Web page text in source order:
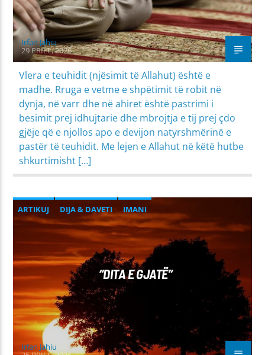
Irfan Jahiu
29 PRILL, 2026
Vlera e teuhidit (njësimit të Allahut) është e
madhe. Rruga e vetme e shpëtimit të robit në
dynja, në varr dhe në ahiret është pastrimi i
besimit prej idhujtarie dhe mbrojtja e tij prej çdo
gjëje që e njollos apo e devijon natyrshmërinë e
pastër të teuhidit. Me lejen e Allahut në këtë hutbe
shkurtimisht […]
ARTIKUJ DIJA & DAVETI IMANI
“DITA E GJATË”
Irfan Jahiu